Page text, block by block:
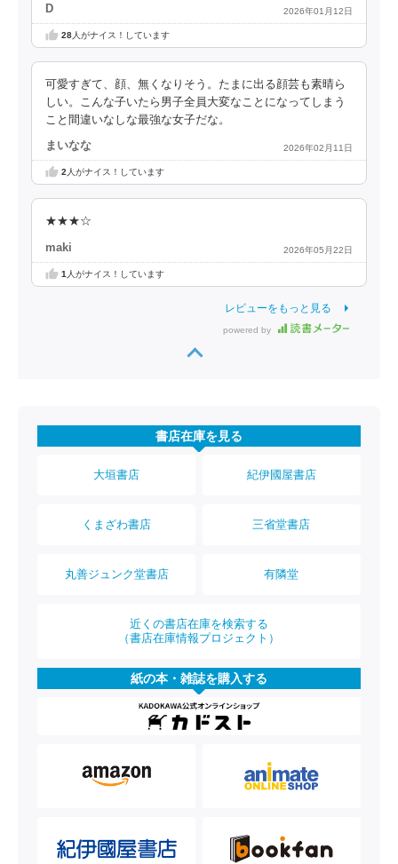
D 2026年01月12日
28人がナイス！しています
可愛すぎて、顔、無くなりそう。たまに出る顔芸も素晴ら
しい。こんな子いたら男子全員大変なことになってしまう
こと間違いなしな最強な女子だな。
まいなな 2026年02月11日
2人がナイス！しています
★★★☆
maki 2026年05月22日
1 人がナイス！しています
レビューをもっと見る
powered by
書店在庫を見る
大垣書店 紀伊國屋書店
くまざわ書店 三省堂書店
丸善ジュンク堂書店 有隣堂
近くの書店在庫を検索する
（書店在庫情報プロジェクト）
紙の本・雑誌を購入する